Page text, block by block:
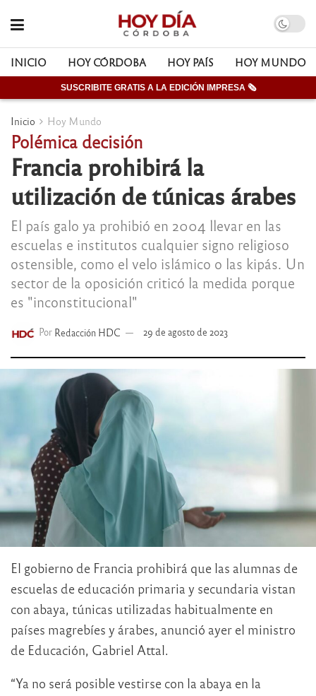
INICIO HOY CÓRDOBA HOY PAÍS HOY MUNDO
SUSCRIBITE GRATIS A LA EDICIÓN IMPRESA 🗞
Inicio Hoy Mundo
Polémica decisión
Francia prohibirá la
utilización de túnicas árabes
El país galo ya prohibió en 2004 llevar en las
escuelas e institutos cualquier signo religioso
ostensible, como el velo islámico o las kipás. Un
sector de la oposición criticó la medida porque
es "inconstitucional"
Por Redacción HDC 29 de agosto de 2023
El gobierno de Francia prohibirá que las alumnas de
escuelas de educación primaria y secundaria vistan
con abaya, túnicas utilizadas habitualmente en
países magrebíes y árabes, anunció ayer el ministro
de Educación, Gabriel Attal.
“Ya no será posible vestirse con la abaya en la